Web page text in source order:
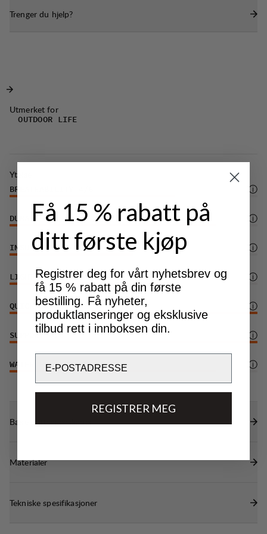
Trenger du hjelp?
Utmerket for
OUTDOOR LIFE
Ytelse
BREATHABILITY
DURABILITY 5 /6
INSULATION 3/6
LIGHTWEIGHT 4/6
QUICK-DRY 6/6
SUPPORT
WATER PROTECTION 5/6
Bærekraftsegenskaper
Materialer
Tekniske spesifikasjoner
Få 15 % rabatt på
ditt første kjøp
Registrer deg for vårt nyhetsbrev og
få 15 % rabatt på din første
bestilling. Få nyheter,
produktlanseringer og eksklusive
tilbud rett i innboksen din.
REGISTRER MEG